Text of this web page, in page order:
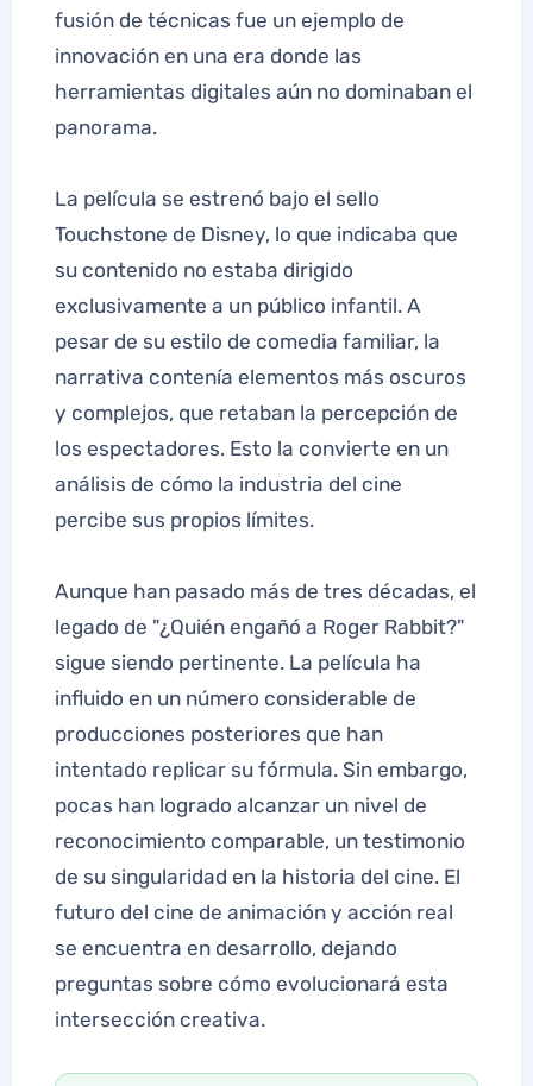
fusión de técnicas fue un ejemplo de
innovación en una era donde las
herramientas digitales aún no dominaban el
panorama.
La película se estrenó bajo el sello
Touchstone de Disney, lo que indicaba que
su contenido no estaba dirigido
exclusivamente a un público infantil. A
pesar de su estilo de comedia familiar, la
narrativa contenía elementos más oscuros
y complejos, que retaban la percepción de
los espectadores. Esto la convierte en un
análisis de cómo la industria del cine
percibe sus propios límites.
Aunque han pasado más de tres décadas, el
legado de "¿Quién engañó a Roger Rabbit?"
sigue siendo pertinente. La película ha
influido en un número considerable de
producciones posteriores que han
intentado replicar su fórmula. Sin embargo,
pocas han logrado alcanzar un nivel de
reconocimiento comparable, un testimonio
de su singularidad en la historia del cine. El
futuro del cine de animación y acción real
se encuentra en desarrollo, dejando
preguntas sobre cómo evolucionará esta
intersección creativa.